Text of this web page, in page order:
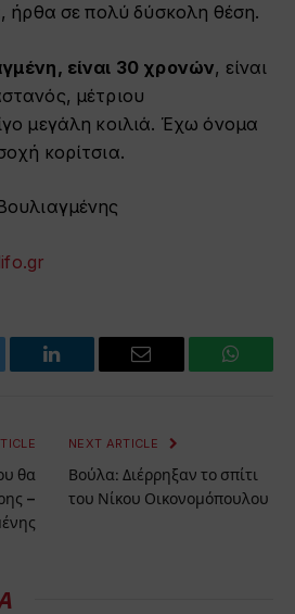
ήρθα σε πολύ δύσκολη θέση.
είναι 30 χρονών, είναι
μέτριου
μεγάλη κοιλιά. Έχω όνομα
κορίτσια.
LinkedIn Email
θα
–
NEXT ARTICLE
Βούλα: Διέρρηξαν το σπίτι
του Νίκου Οικονομόπουλου